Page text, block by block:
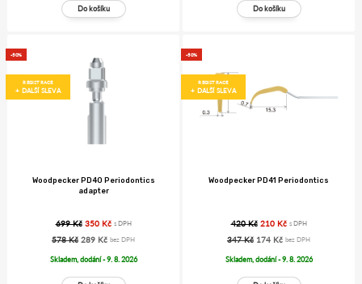
-50%
REGISTRACE
+ DALŠÍ SLEVA
Woodpecker PD40 Periodontics
adapter
699 Kč 350 Kč s DPH
578 Kč 289 Kč bez DPH
Skladem, dodání - 9. 8. 2026
-50%
REGISTRACE
+ DALŠÍ SLEVA
Woodpecker PD41 Periodontics
420 Kč 210 Kč s DPH
347 Kč 174 Kč bez DPH
Skladem, dodání - 9. 8. 2026